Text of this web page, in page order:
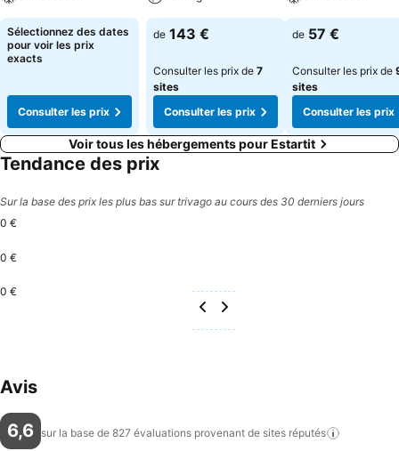
Sélectionnez des dates
pour voir les prix
exacts
Consulter les prix
de 143 €
Consulter les prix de 7
sites
Consulter les prix
de 57 €
Consulter les prix de
sites
Consulter les prix
Voir tous les hébergements pour Estartit
Tendance des prix
Sur la base des prix les plus bas sur trivago au cours des 30 derniers jours
0 €
0 €
0 €
Avis
6,6 sur la base de 827 évaluations provenant de sites réputés